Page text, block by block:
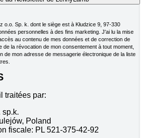
o.o. Sp. k. dont le siège est à Kłudzice 9, 97-330
personnelles à des fins marketing. J'ai lu la mise
au contenu de mes données et de correction de
la révocation de mon consentement à tout moment,
de mon adresse de messagerie électronique de la liste
traitées par:
sp.k.
Poland
fiscale: PL 521-375-42-92